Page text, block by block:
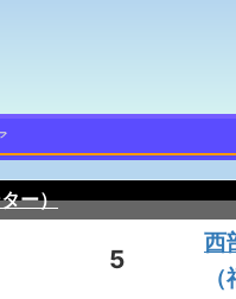
ー）
5
西